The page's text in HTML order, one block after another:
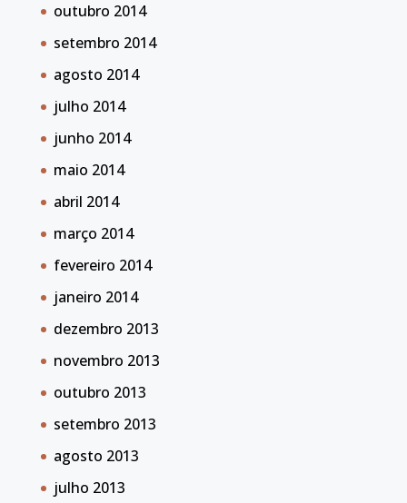
outubro 2014
setembro 2014
agosto 2014
julho 2014
junho 2014
maio 2014
abril 2014
março 2014
fevereiro 2014
janeiro 2014
dezembro 2013
novembro 2013
outubro 2013
setembro 2013
agosto 2013
julho 2013